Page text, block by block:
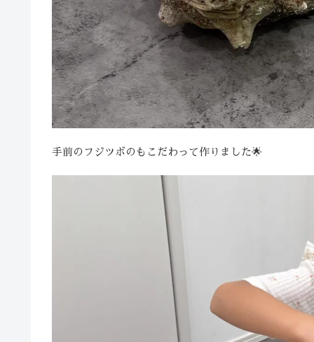
手前のフジツボのもこだわって作りました🌟